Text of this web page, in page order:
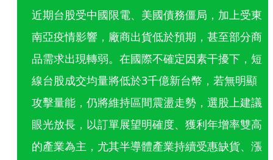
近期台股受中國限電、美國債務僵局，加上受東
南亞疫情影響，廠商出貨低於預期，甚至部分商
品需求出現轉弱。在國際不確定因素干擾下，短
線台股成交均量將低於3千億新台幣，若無明顯
攻擊量能，仍將維持區間震盪走勢，選股上建議
眼光放長，以訂單展望明確度、獲利年增率雙高
的產業為主，尤其半導體產業持續受惠缺貨、漲